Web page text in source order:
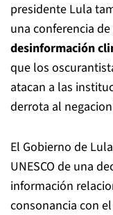
presidente Lula
una conferencia
desinformación
que los
atacan a las
derrota al
El Gobierno de
UNESCO de una
información
consonancia con